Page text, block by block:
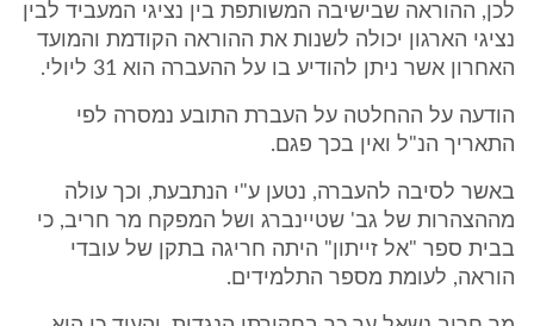
לכן, ההוראה שבישיבה המשותפת בין נציגי המעביד לבין
נציגי הארגון יכולה לשנות את ההוראה הקודמת והמועד
האחרון אשר ניתן להודיע בו על ההעברה הוא 31 ליולי.
הודעה על ההחלטה על העברת התובע נמסרה לפי
התאריך הנ"ל ואין בכך פגם.
באשר לסיבה להעברה, נטען ע"י הנתבעת, וכך עולה
מההצהרות של גב' שטיינברג ושל המפקח מר חריב, כי
בבית ספר "אל זייתון" היתה חריגה בתקן של עובדי
הוראה, לעומת מספר התלמידים.